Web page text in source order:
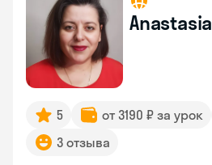
Anastasia
5 от 3190 ₽ за урок
3 отзыва